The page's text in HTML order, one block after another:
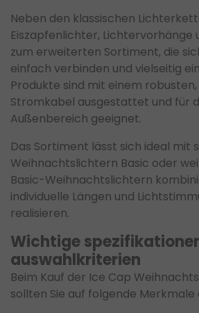
Neben den klassischen
Eiszapfenlichter, Lichtervorhänge
zum erweiterten Sortiment, die
einfach verbinden und vielseitig
Produkte sind mit einem
Stromkabel ausgestattet und für
Außenbereich geeignet.
Das Sortiment lässt sich ideal mit
Weihnachtslichtern Basic oder
Basic-Weihnachtslichtern
individuelle Längen und
realisieren.
Wichtige
auswahlkriterien
Beim Kauf der Ice Cap
sollten Sie auf folgende Merkmale